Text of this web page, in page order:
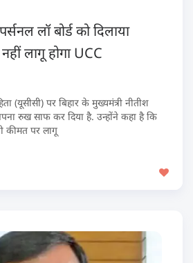
लॉ बोर्ड को दिलाया
लागू होगा UCC
(यूसीसी) पर बिहार के मुख्यमंत्री नीतीश
रुख साफ कर दिया है. उन्होंने कहा है कि
कीमत पर लागू